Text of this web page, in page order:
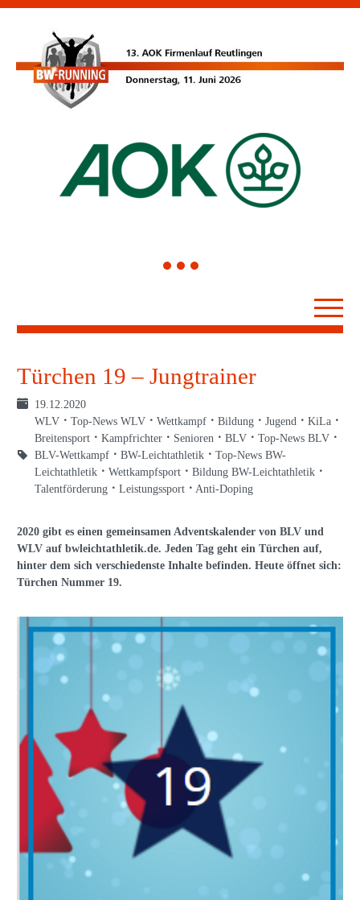
1 2 3
Türchen 19 – Jungtrainer
19.12.2020
WLV
Top-News WLV Wettkampf Bildung Jugend
KiLa
Breitensport
Kampfrichter Senioren BLV
Top-News BLV
BLV-Wettkampf
BW-Leichtathletik
Top-News BW-
Leichtathletik
Wettkampfsport
Bildung BW-Leichtathletik
Talentförderung
Leistungssport Anti-Doping
2020 gibt es einen gemeinsamen Adventskalender von BLV und
WLV auf bwleichtathletik.de. Jeden Tag geht ein Türchen auf,
hinter dem sich verschiedenste Inhalte befinden. Heute öffnet sich:
Türchen Nummer 19.